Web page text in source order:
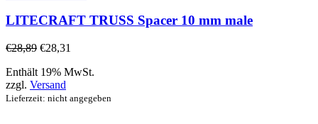
LITECRAFT TRUSS Spacer 10 mm male
€28,89 €28,31
Enthält 19% MwSt.
zzgl. Versand
Lieferzeit: nicht angegeben